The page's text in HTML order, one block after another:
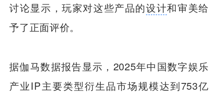
讨论显示，玩家对这些产品的设计和审美给
予了正面评价。
据伽马数据报告显示，2025年中国数字娱乐
产业IP主要类型衍生品市场规模达到753亿